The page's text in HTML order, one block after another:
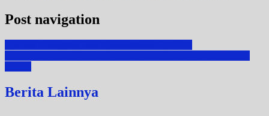
Post navigation
Berita Lainnya